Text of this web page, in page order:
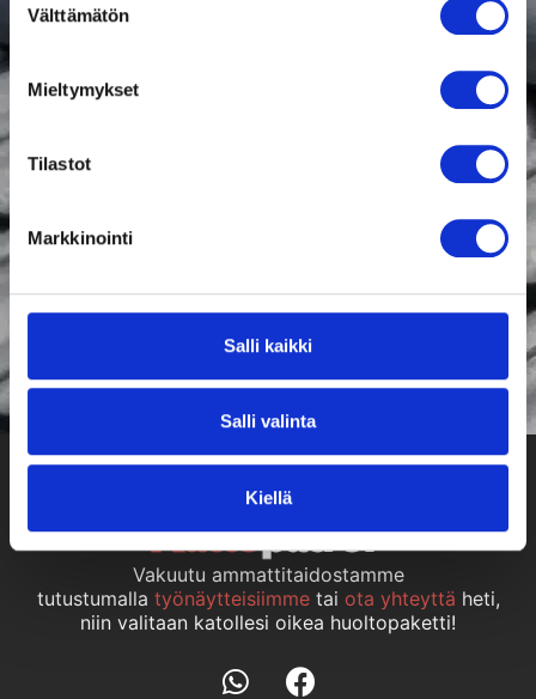
valinta
Välttämätön
Mieltymykset
Tilastot
Markkinointi
Salli kaikki
Salli valinta
Kiellä
kattohuoltopalveluistamme
Soita, lähetä Whatsapp-viesti tai lähetä
Lähetä tarjouspyyntö
Vakuutu ammattitaidostamme
tutustumalla työnäytteisiimme tai ota yhteyttä heti,
niin valitaan katollesi oikea huoltopaketti!